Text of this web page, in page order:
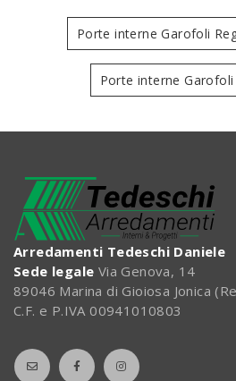
Porte interne Garofoli
Porte interne
Arredamenti Tedeschi Daniele
Sede legale Via Genova, 14
89046 Marina di Gioiosa Jonica
C.F. e P.IVA 00941010803